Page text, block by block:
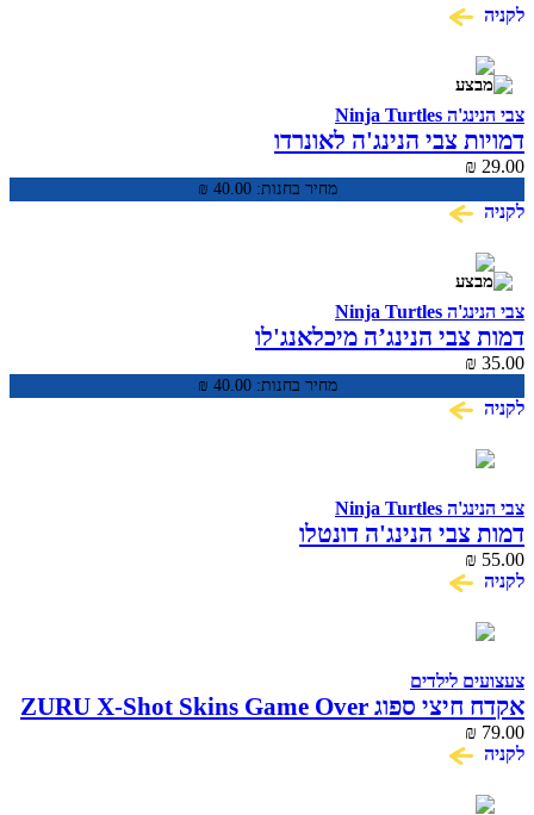
לקניה
צבי הנינג'ה Ninja Turtles
דמויות צבי הנינג'ה לאונרדו
מחיר בחנות: ₪ 40.00
₪ 29.00
לקניה
צבי הנינג'ה Ninja Turtles
דמות צבי הנינג’ה מיכלאנג'לו
מחיר בחנות: ₪ 40.00
₪ 35.00
לקניה
צבי הנינג'ה Ninja Turtles
דמות צבי הנינג'ה דונטלו
₪ 55.00
לקניה
צעצועים לילדים
אקדח חיצי ספוג ZURU X-Shot Skins Game Over
₪ 79.00
לקניה